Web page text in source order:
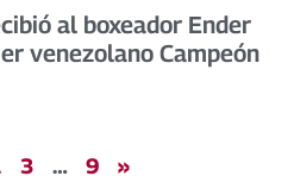
al boxeador Ender
venezolano Campeón
3 … 9 »